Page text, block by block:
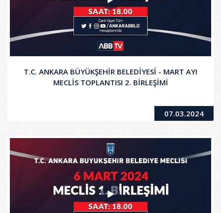
T.C. ANKARA BÜYÜKŞEHİR BELEDİYESİ - MART AYI
MECLİS TOPLANTISI 2. BİRLEŞİMİ
07.03.2024